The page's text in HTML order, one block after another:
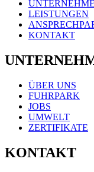
LEISTUNGEN
KONTAKT
ÜBER UNS
FUHRPARK
JOBS
UMWELT
ZERTIFIKATE
KONTAKT